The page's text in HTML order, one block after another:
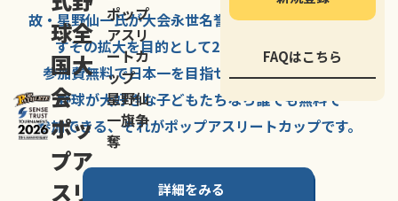
球全
国大
会
ポッ
プア
スリ
ポップ
アスリ
ートカ
ップ
星野仙
一旗争
奪
FAQはこちら
故・星野仙一氏が大会永世名誉会長を務める、野球の
すその拡大を目的として2007年に
参加費無料で日本一を目指せる唯一の野球大会。
野球が大好きな子どもたちなら誰でも無料で
参加できる、それがポップアスリートカップです。
詳細をみる